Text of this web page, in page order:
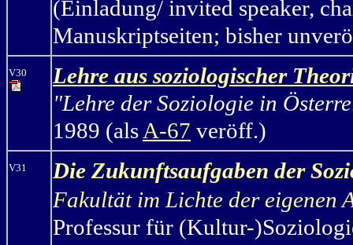
(Einladung/ invited speaker,
Manuskriptseiten; bisher
V30
Lehre aus soziologischer
"Lehre der Soziologie in
1989 (als A-67 veröff.)
V31
Die Zukunftsaufgaben der
Fakultät im Lichte der eigenen
Professur für (Kultur-